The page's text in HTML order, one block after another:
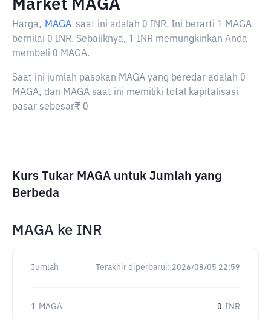
Market MAGA
Harga, MAGA saat ini adalah 0 INR. Ini berarti 1 MAGA
bernilai 0 INR. Sebaliknya, 1 INR memungkinkan Anda
membeli 0 MAGA.
Saat ini jumlah pasokan MAGA yang beredar adalah 0
MAGA, dan MAGA saat ini memiliki total kapitalisasi
pasar sebesar₹ 0
Kurs Tukar MAGA untuk Jumlah yang
Berbeda
MAGA ke INR
Jumlah Terakhir diperbarui: 2026/08/05 22:59
1 MAGA 0 INR